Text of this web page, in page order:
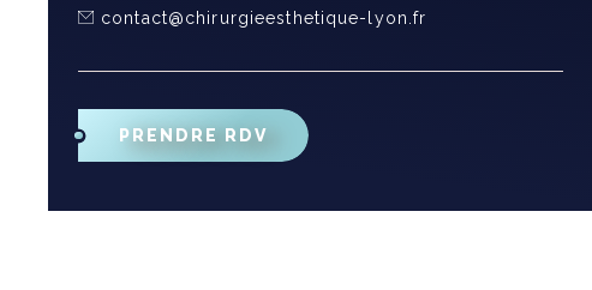
contact@chirurgieesthetique-lyon.fr
PRENDRE RDV